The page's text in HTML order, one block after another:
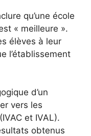
qu’une école
« meilleure ».
élèves à leur
l’établissement
d’un
vers les
et IVAL).
obtenus